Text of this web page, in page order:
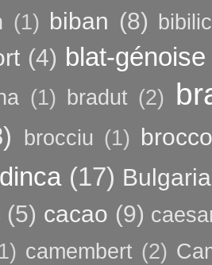
(1) biban (8)
(4) blat-génoise
(1) bradut (2)
brocciu (1)
(17) Bulgaria
(5) cacao (9)
camembert (2)